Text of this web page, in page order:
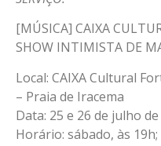
[MÚSICA] CAIXA
SHOW INTIMISTA DE
Local: CAIXA Cultural
– Praia de Iracema
Data: 25 e 26 de julho
Horário: sábado, às